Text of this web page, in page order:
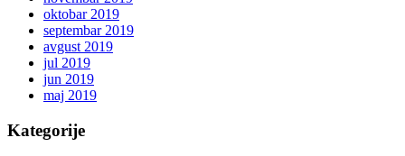
oktobar 2019
septembar 2019
avgust 2019
jul 2019
jun 2019
maj 2019
Kategorije